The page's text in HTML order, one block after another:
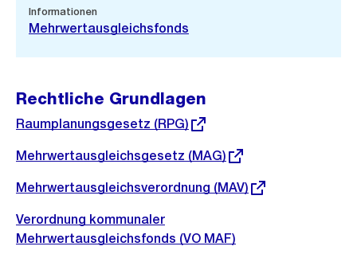
Informationen
Mehrwertausgleichsfonds
Rechtliche Grundlagen
Externer
Raumplanungsgesetz (RPG)
Externer
Mehrwertausgleichsgesetz (MAG)
Externer
Mehrwertausgleichsverordnung (MAV)
Verordnung kommunaler
Mehrwertausgleichsfonds (VO MAF)